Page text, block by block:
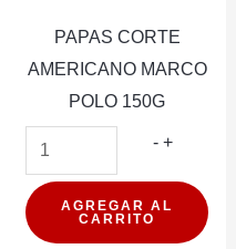
PAPAS CORTE
AMERICANO MARCO
POLO 150G
- PAPAS
MARCO
+
AGREGAR AL
CARRITO